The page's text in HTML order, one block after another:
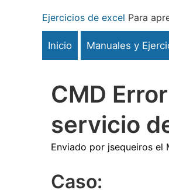
contenido
Ejercicios de excel Para
Inicio Manuales y
CMD
servicio
Enviado por jsequeiros el
Caso: